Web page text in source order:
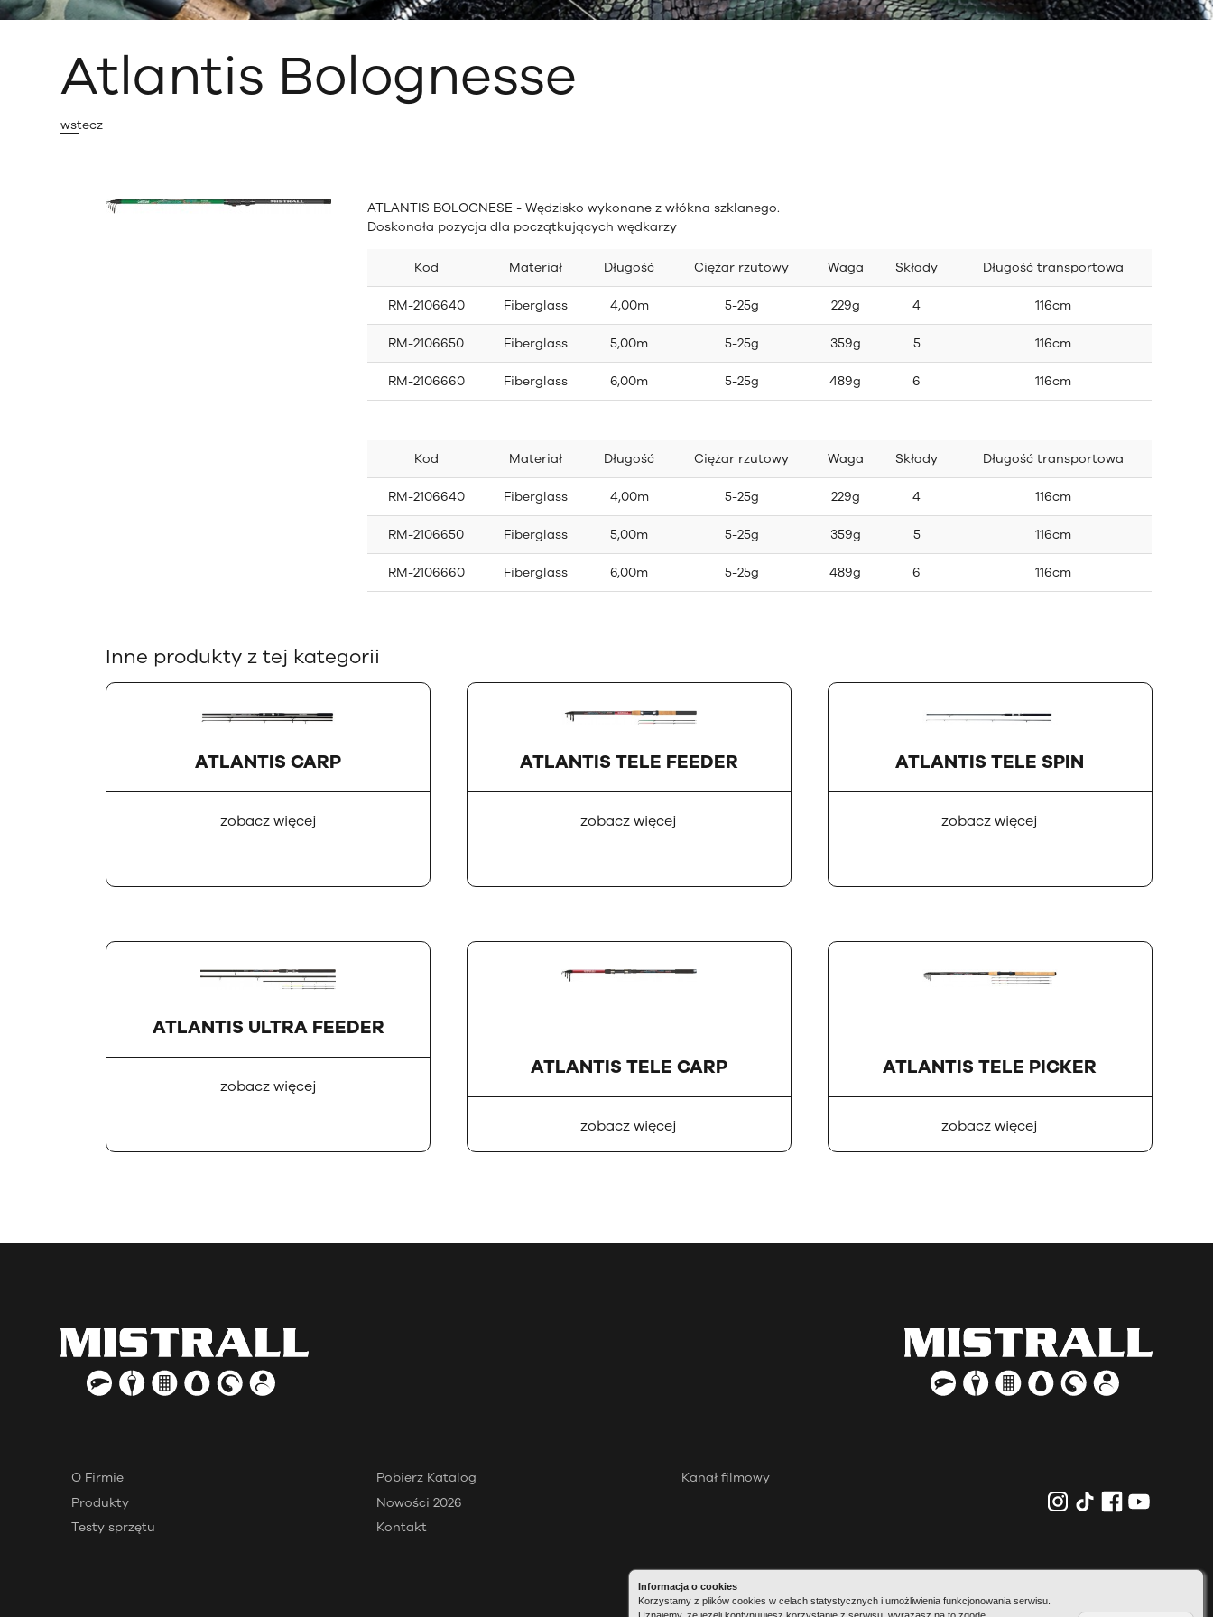
Informacja o cookies
Korzystamy z plików cookies w celach statystycznych i umożliwienia funkcjonowania serwisu.
Atlantis Bolognesse
wstecz
ATLANTIS BOLOGNESE - Wędzisko wykonane z włókna szklanego.
Doskonała pozycja dla początkujących wędkarzy
Kod Materiał Długość Ciężar rzutowy Waga Składy Długość transportowa
RM-2106640 Fiberglass 4,00m 5-25g 229g 4 116cm
RM-2106650 Fiberglass 5,00m 5-25g 359g 5 116cm
RM-2106660 Fiberglass 6,00m 5-25g 489g 6 116cm
Kod Materiał Długość Ciężar rzutowy Waga Składy Długość transportowa
RM-2106640 Fiberglass 4,00m 5-25g 229g 4 116cm
RM-2106650 Fiberglass 5,00m 5-25g 359g 5 116cm
RM-2106660 Fiberglass 6,00m 5-25g 489g 6 116cm
Inne produkty z tej kategorii
ATLANTIS CARP
zobacz więcej
ATLANTIS TELE FEEDER
zobacz więcej
ATLANTIS TELE SPIN
zobacz więcej
ATLANTIS ULTRA FEEDER
zobacz więcej
ATLANTIS TELE CARP
zobacz więcej
ATLANTIS TELE PICKER
zobacz więcej
O Firmie
Produkty
Testy sprzętu
Pobierz Katalog
Nowości 2026
Kontakt
Kanał filmowy